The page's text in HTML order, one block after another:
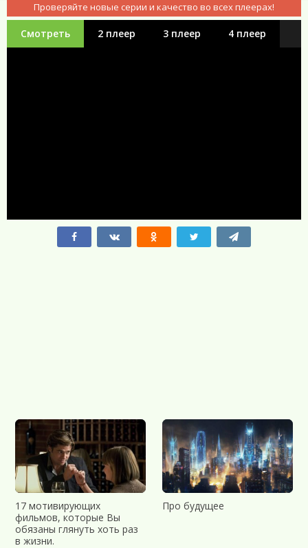
Проверяйте новые серии и качество во всех плеерах!
Смотреть 2 плеер 3 плеер 4 плеер
17 мотивирующих
фильмов, которые Вы
обязаны глянуть хоть раз
в жизни.
Про будущее